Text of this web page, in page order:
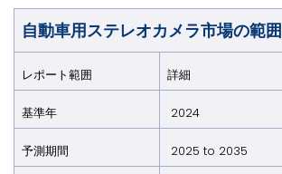
自動車用ステレオカメラ市場の範囲
レポート範囲 詳細
基準年 2024
予測期間 2025 to 2035